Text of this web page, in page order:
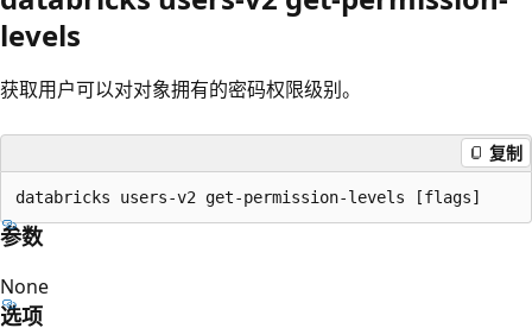
levels
获取用户可以对对象拥有的密码权限级别。
复制
参数
None
选项